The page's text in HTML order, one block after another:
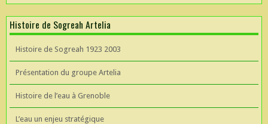
Histoire de Sogreah Artelia
Histoire de Sogreah 1923 2003
Présentation du groupe Artelia
Histoire de l’eau à Grenoble
L’eau un enjeu stratégique